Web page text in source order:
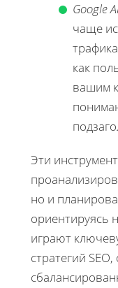
Google
чаще
как
вашим
Эти
но и
ориентируясь
играют
стратегий